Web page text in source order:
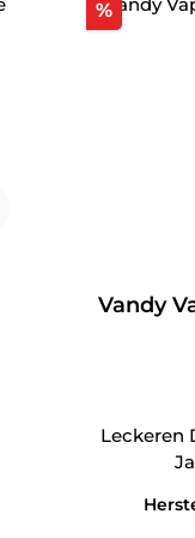
%Rabatt
Vandy
Leckeren